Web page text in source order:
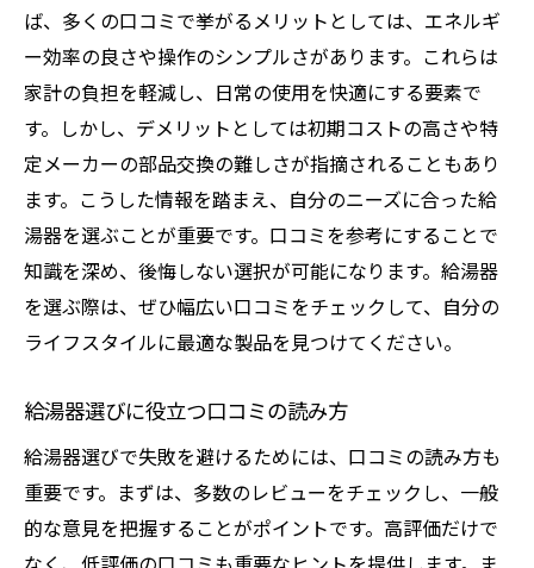
ば、多くの口コミで挙がるメリットとしては、エネルギ
ー効率の良さや操作のシンプルさがあります。これらは
家計の負担を軽減し、日常の使用を快適にする要素で
す。しかし、デメリットとしては初期コストの高さや特
定メーカーの部品交換の難しさが指摘されることもあり
ます。こうした情報を踏まえ、自分のニーズに合った給
湯器を選ぶことが重要です。口コミを参考にすることで
知識を深め、後悔しない選択が可能になります。給湯器
を選ぶ際は、ぜひ幅広い口コミをチェックして、自分の
ライフスタイルに最適な製品を見つけてください。
給湯器選びに役立つ口コミの読み方
給湯器選びで失敗を避けるためには、口コミの読み方も
重要です。まずは、多数のレビューをチェックし、一般
的な意見を把握することがポイントです。高評価だけで